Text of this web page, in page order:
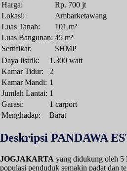
Harga:
Rp. 700 jt
Lokasi:
Ambarketawang
Luas Tanah:
101 m²
Luas Bangunan: 45 m²
Sertifikat:
SHMP
Daya listrik:
1.300 watt
Kamar Tidur:
2
Kamar Mandi: 1
Jumlah Lantai: 1
Garasi:
1 carport
Menghadap:
Barat
Deskripsi PANDAWA
JOGJAKARTA yang didukung oleh 5
populasi penduduk semakin padat dan